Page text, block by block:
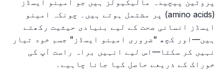
پروٹین پیچیدہ مالیکیولز ہیں جو امینو ایسڈز
(amino acids) پر مشتمل ہوتے ہیں۔ چونکہ امینو
ایسڈز انسانی صحت کے لیے بنیادی حیثیت رکھتے
ہیں—اور کچھ "ضروری امینو ایسڈز" جسم خود تیار
نہیں کر سکتا—اس لیے انہیں براہ راست آپ کی
خوراک کے ذریعے حاصل کیا جانا چاہیے۔